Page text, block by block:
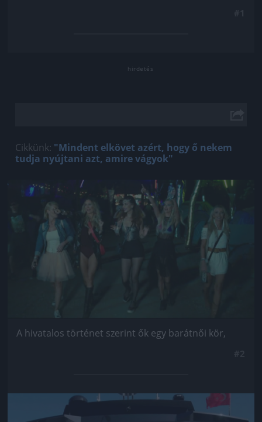
Cikkünk: "Mindent elkövet azért, hogy ő nekem
tudja nyújtani azt, amire vágyok"
Jön még kép!
A hivatalos történet szerint ők egy barátnői kör,
Jön még kép!